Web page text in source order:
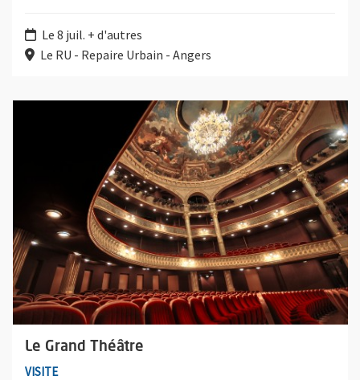
Le 8 juil. + d'autres
Le RU - Repaire Urbain - Angers
Le Grand Théâtre
VISITE
Plus d'information sur l'évènement : Le Grand Théâtre